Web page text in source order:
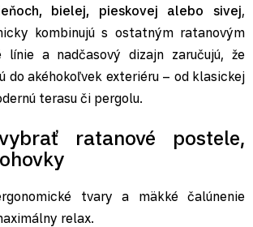
bielej, pieskovej alebo sivej,
kombinujú s ostatným ratanovým
línie a nadčasový dizajn zaručujú, že
do akéhokoľvek exteriéru – od klasickej
terasu či pergolu.
ratanové postele,
tvary a mäkké čalúnenie
relax.